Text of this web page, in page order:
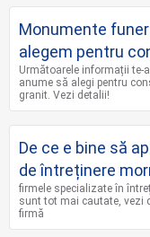
Monumente
alegem pentru
Următoarele informații te-
anume să alegi pentru
granit. Vezi detalii!
De ce e bine să
de întreținere
firmele specializate în
sunt tot mai cautate, vezi
firmă